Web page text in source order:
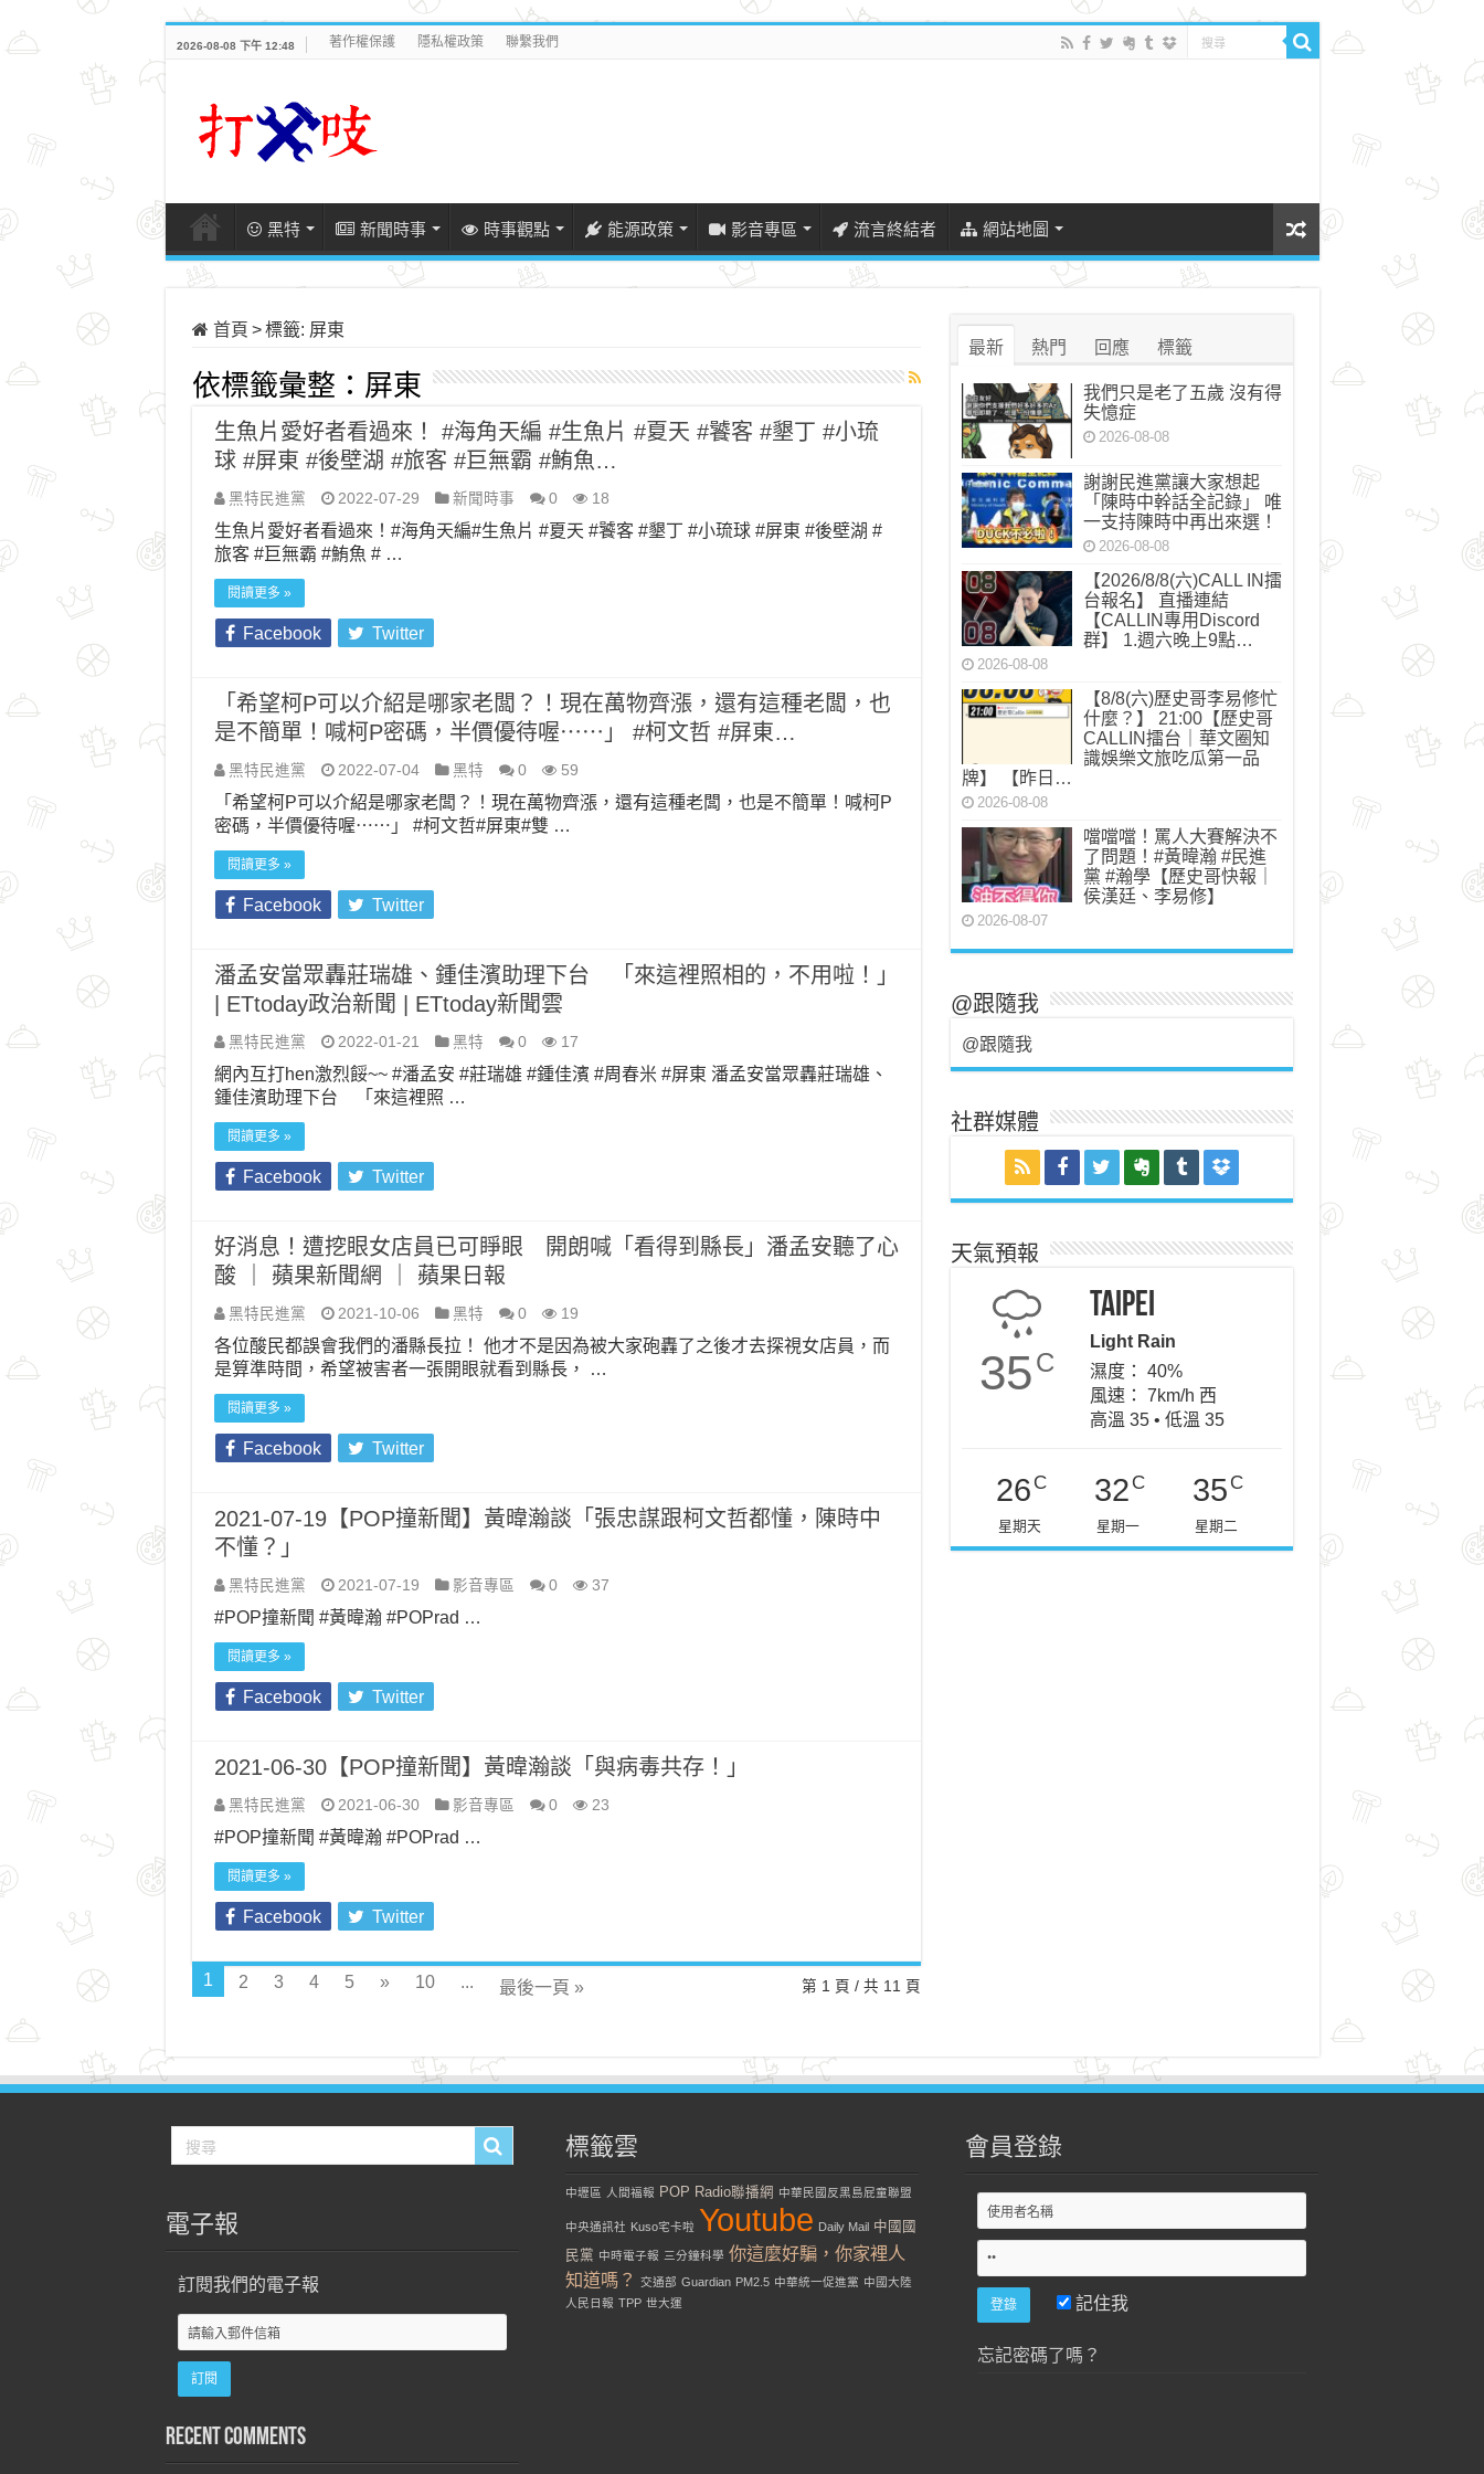
2026-08-08 下午 12:48 著作權保護 隱私權政策 聯繫我們
黑特 新聞時事 時事觀點 能源政策 影音專區 流言終結者 網站地圖
首頁 > 標籤: 屏東
依標籤彙整： 屏東
生魚片愛好者看過來！ #海角天編 #生魚片 #夏天 #饕客 #墾丁 #小琉
球 #屏東 #後壁湖 #旅客 #巨無霸 #鮪魚…
黑特民進黨 2022-07-29 新聞時事 0 18
生魚片愛好者看過來！#海角天編#生魚片 #夏天 #饕客 #墾丁 #小琉球 #屏東 #後壁湖 #
旅客 #巨無霸 #鮪魚 # …
閱讀更多 »
Facebook Twitter
「希望柯P可以介紹是哪家老闆？！現在萬物齊漲，還有這種老闆，也
是不簡單！喊柯P密碼，半價優待喔⋯⋯」 #柯文哲 #屏東…
黑特民進黨 2022-07-04 黑特 0 59
「希望柯P可以介紹是哪家老闆？！現在萬物齊漲，還有這種老闆，也是不簡單！喊柯P
密碼，半價優待喔⋯⋯」 #柯文哲#屏東#雙 …
閱讀更多 »
Facebook Twitter
潘孟安當眾轟莊瑞雄、鍾佳濱助理下台 「來這裡照相的，不用啦！」
| ETtoday政治新聞 | ETtoday新聞雲
黑特民進黨 2022-01-21 黑特 0 17
網內互打hen激烈餒~~ #潘孟安 #莊瑞雄 #鍾佳濱 #周春米 #屏東 潘孟安當眾轟莊瑞雄、
鍾佳濱助理下台 「來這裡照 …
閱讀更多 »
Facebook Twitter
好消息！遭挖眼女店員已可睜眼 開朗喊「看得到縣長」潘孟安聽了心
酸 ｜ 蘋果新聞網 ｜ 蘋果日報
黑特民進黨 2021-10-06 黑特 0 19
各位酸民都誤會我們的潘縣長拉！ 他才不是因為被大家砲轟了之後才去探視女店員，而
是算準時間，希望被害者一張開眼就看到縣長， …
閱讀更多 »
Facebook Twitter
2021-07-19【POP撞新聞】黃暐瀚談「張忠謀跟柯文哲都懂，陳時中
不懂？」
黑特民進黨 2021-07-19 影音專區 0 37
#POP撞新聞​​​​​​​​​​​​​​​​​​​​ #黃暐瀚​​​​​​​​​​​​​​​​​​​​ #POPrad …
閱讀更多 »
Facebook Twitter
2021-06-30【POP撞新聞】黃暐瀚談「與病毒共存！」
黑特民進黨 2021-06-30 影音專區 0 23
#POP撞新聞​​​​​​​​​​​​​​​​​​​​ #黃暐瀚​​​​​​​​​​​​​​​​​​​​ #POPrad …
閱讀更多 »
Facebook Twitter
第 1 頁 / 共 11 頁
1 2 3 4 5 » 10 ... 最後一頁 »
最新 熱門 回應 標籤
我們只是老了五歲 沒有得
失憶症
2026-08-08
謝謝民進黨讓大家想起
「陳時中幹話全記錄」 唯
一支持陳時中再出來選！
2026-08-08
【2026/8/8(六)CALL IN擂
台報名】 直播連結
【CALLIN專用Discord
群】 1.週六晚上9點…
2026-08-08
【8/8(六)歷史哥李易修忙
什麼？】 21:00【歷史哥
CALLIN擂台｜華文圈知
識娛樂文旅吃瓜第一品
牌】 【昨日…
2026-08-08
噹噹噹！罵人大賽解決不
了問題！#黃暐瀚 #民進
黨 #瀚學【歷史哥快報｜
侯漢廷、李易修】
2026-08-07
@跟隨我
@跟隨我
社群媒體
天氣預報
35C
Taipei
Light Rain
濕度： 40%
風速： 7km/h 西
高溫 35 • 低溫 35
26 C
星期天
32 C
星期一
35 C
星期二
電子報
訂閱我們的電子報
Recent Comments
標籤雲
中壢區 人間福報 POP Radio聯播網 中華民國反黑島屁童聯盟
中央通訊社 Kuso宅卡啦 Youtube Daily Mail 中國國
民黨 中時電子報 三分鐘科學 你這麼好騙，你家裡人
知道嗎？
交通部 Guardian PM2.5 中華統一促進黨 中國大陸
人民日報 TPP 世大運
會員登錄
記住我
忘記密碼了嗎？